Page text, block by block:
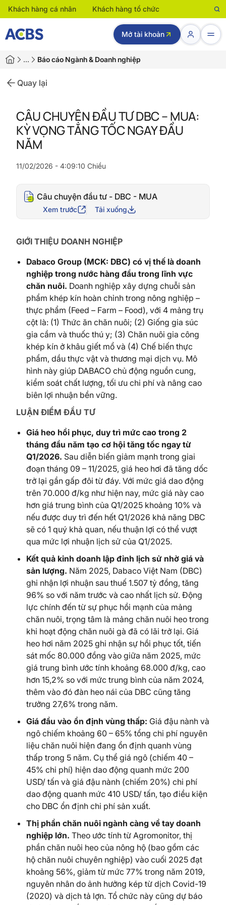
Khách hàng cá nhân Khách hàng tổ chức
Mở tài khoản
… Báo cáo Ngành & Doanh nghiệp
Quay lại
CÂU CHUYỆN ĐẦU TƯ DBC – MUA:
KỲ VỌNG TĂNG TỐC NGAY ĐẦU
NĂM
11/02/2026 - 4:09:10 Chiều
Câu chuyện đầu tư - DBC - MUA
Xem trước Tải xuống
GIỚI THIỆU DOANH NGHIỆP
Dabaco Group (MCK: DBC) có vị thế là doanh
nghiệp trong nước hàng đầu trong lĩnh vực
chăn nuôi. Doanh nghiệp xây dựng chuỗi sản
phẩm khép kín hoàn chỉnh trong nông nghiệp –
thực phẩm (Feed – Farm – Food), với 4 mảng trụ
cột là: (1) Thức ăn chăn nuôi; (2) Giống gia súc
gia cầm và thuốc thú y; (3) Chăn nuôi gia công
khép kín ở khâu giết mổ và (4) Chế biến thực
phẩm, dầu thực vật và thương mại dịch vụ. Mô
hình này giúp DABACO chủ động nguồn cung,
kiểm soát chất lượng, tối ưu chi phí và nâng cao
biên lợi nhuận bền vững.
LUẬN ĐIỂM ĐẦU TƯ
Giá heo hồi phục, duy trì mức cao trong 2
tháng đầu năm tạo cơ hội tăng tốc ngay từ
Q1/2026. Sau diễn biến giảm mạnh trong giai
đoạn tháng 09 – 11/2025, giá heo hơi đã tăng dốc
trở lại gần gấp đôi từ đáy. Với mức giá dao động
trên 70.000 đ/kg như hiện nay, mức giá này cao
hơn giá trung bình của Q1/2025 khoảng 10% và
nếu được duy trì đến hết Q1/2026 khả năng DBC
sẽ có 1 quý khả quan, nếu thuận lợi có thể vượt
qua mức lợi nhuận lịch sử của Q1/2025.
Kết quả kinh doanh lập đỉnh lịch sử nhờ giá và
sản lượng. Năm 2025, Dabaco Việt Nam (DBC)
ghi nhận lợi nhuận sau thuế 1.507 tỷ đồng, tăng
96% so với năm trước và cao nhất lịch sử. Động
lực chính đến từ sự phục hồi mạnh của mảng
chăn nuôi, trọng tâm là mảng chăn nuôi heo trong
khi hoạt động chăn nuôi gà đã có lãi trở lại. Giá
heo hơi năm 2025 ghi nhận sự hồi phục tốt, tiến
sát mốc 80.000 đồng vào giữa năm 2025, mức
giá trung bình ước tính khoảng 68.000 đ/kg, cao
hơn 15,2% so với mức trung bình của năm 2024,
thêm vào đó đàn heo nái của DBC cũng tăng
trưởng 27,6% trong năm.
Giá đầu vào ổn định vùng thấp: Giá đậu nành và
ngô chiếm khoảng 60 – 65% tổng chi phí nguyên
liệu chăn nuôi hiện đang ổn định quanh vùng
thấp trong 5 năm. Cụ thể giá ngô (chiếm 40 –
45% chi phí) hiện dao động quanh mức 200
USD/ tấn và giá đậu nành (chiếm 20%) chi phí
dao động quanh mức 410 USD/ tấn, tạo điều kiện
cho DBC ổn định chi phí sản xuất.
Thị phần chăn nuôi ngành càng về tay doanh
nghiệp lớn. Theo ước tính từ Agromonitor, thị
phần chăn nuôi heo của nông hộ (bao gồm các
hộ chăn nuôi chuyên nghiệp) vào cuối 2025 đạt
khoảng 56%, giảm từ mức 77% trong năm 2019,
nguyên nhân do ảnh hưởng kép từ dịch Covid-19
(2020) và dịch tả lợn. Tổ chức này cũng dự báo